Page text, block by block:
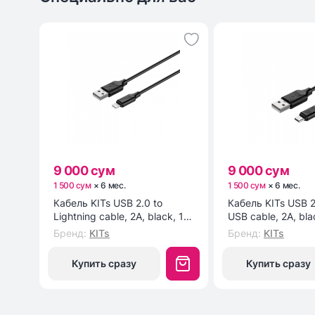
9 000 сум
1 500 сум ×6 мес.
Кабель KITs USB 2.0 to
Lightning cable, 2A, black, 1m
(KITS-W-003)
Бренд: KITs
Купить сразу
9 000 сум
1 500 сум ×6 мес.
Кабель KITs USB
USB cable, 2A,
(KITS-W-002)
Бренд: KITs
Купить сразу